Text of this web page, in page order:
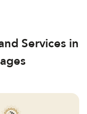
Services in